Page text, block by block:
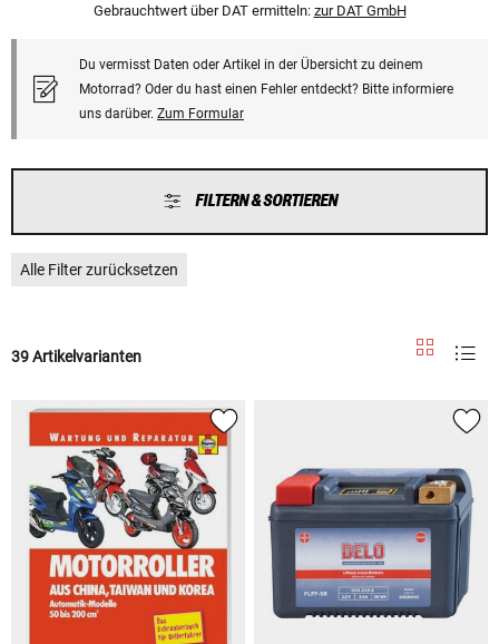
Gebrauchtwert über DAT ermitteln: zur DAT GmbH
Du vermisst Daten oder Artikel in der Übersicht zu deinem
Motorrad? Oder du hast einen Fehler entdeckt? Bitte informiere
uns darüber. Zum Formular
FILTERN & SORTIEREN
Alle Filter zurücksetzen
39 Artikelvarianten